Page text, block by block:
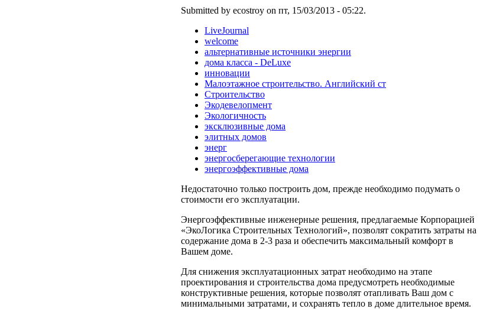
Submitted by ecostroy on пт, 15/03/2013 - 05:22.
LiveJournal
welcome
альтернативные источники энергии
дома класса - DeLuxe
инновации
Малоэтажное строительство. Английский ст
Строительство
Экодевелопмент
Экологичность
эксклюзивные дома
элитных домов
энерг
энергосберегающие технологии
энергоэффективные дома
Недостаточно только построить дом, прежде необходимо подумать о
стоимости его эксплуатации.
Энергоэффективные инженерные решения, предлагаемые Корпорацией
«ЭкоЛогика Строительных Технологий», позволят сократить затраты на
содержание дома в 2-3 раза и обеспечить максимальный комфорт в
Вашем доме.
Для снижения эксплуатационных затрат необходимо на этапе
проектирования и строительства дома предусмотреть необходимые
конструктивные решения, которые позволят отапливать Ваш дом с
минимальными затратами, и сохранять тепло в доме длительное время.